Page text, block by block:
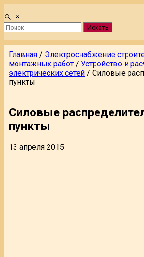
Искать
Главная / Электроснабжение
монтажных работ / Устройство и
электрических сетей / Силовые
пункты
Силовые
пункты
13 апреля 2015